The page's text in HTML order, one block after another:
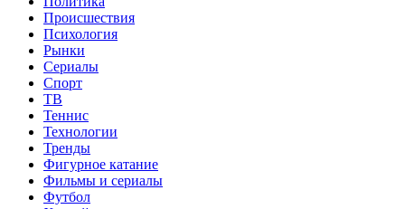
Происшествия
Психология
Рынки
Сериалы
Спорт
ТВ
Теннис
Технологии
Тренды
Фигурное катание
Фильмы и сериалы
Футбол